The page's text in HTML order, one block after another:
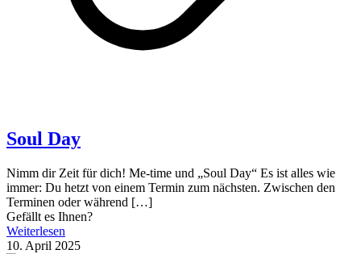
Soul Day
Nimm dir Zeit für dich! Me-time und „Soul Day“ Es ist alles wie
immer: Du hetzt von einem Termin zum nächsten. Zwischen den
Terminen oder während […]
Gefällt es Ihnen?
Weiterlesen
10. April 2025